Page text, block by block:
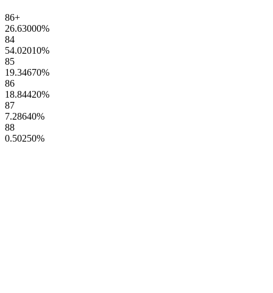
86+
26.63000%
84
54.02010%
85
19.34670%
86
18.84420%
87
7.28640%
88
0.50250%